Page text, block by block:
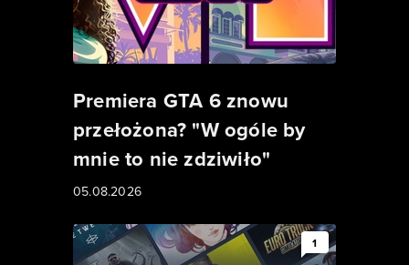
Premiera GTA 6 znowu
przełożona? "W ogóle by
mnie to nie zdziwiło"
05.08.2026
1